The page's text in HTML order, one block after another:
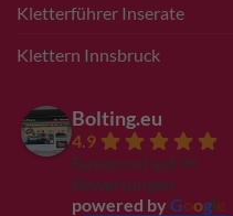
Kletterführer Inserate
Klettern Innsbruck
Bolting.eu
4.9
Basierend auf 94
Bewertungen
powered by G ogl